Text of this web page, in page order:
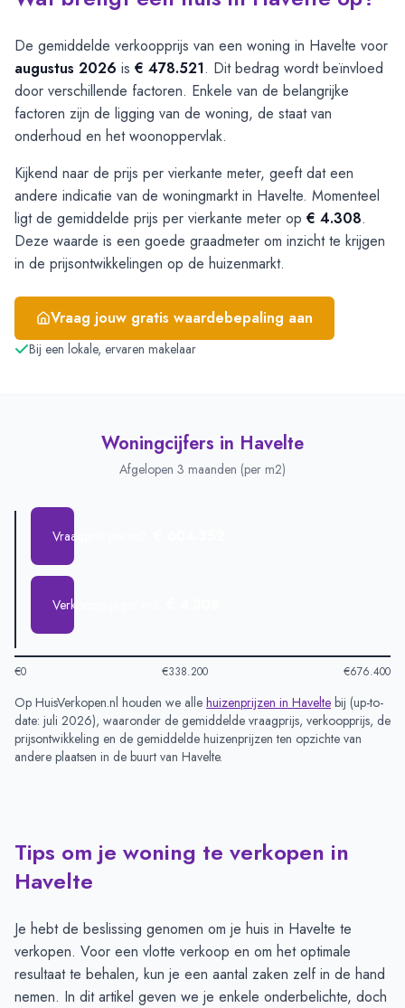
De gemiddelde verkoopprijs van een woning in Havelte voor
augustus 2026 is € 478.521. Dit bedrag wordt beïnvloed
door verschillende factoren. Enkele van de belangrijke
factoren zijn de ligging van de woning, de staat van
onderhoud en het woonoppervlak.
Kijkend naar de prijs per vierkante meter, geeft dat een
andere indicatie van de woningmarkt in Havelte. Momenteel
ligt de gemiddelde prijs per vierkante meter op € 4.308.
Deze waarde is een goede graadmeter om inzicht te krijgen
in de prijsontwikkelingen op de huizenmarkt.
Vraag jouw gratis waardebepaling aan
Bij een lokale, ervaren makelaar
Woningcijfers in Havelte
Afgelopen 3 maanden (per m2)
Vraagprijs per m2
Verkoopprijs per m2
€0 €338.200 €676.400
Op HuisVerkopen.nl houden we alle huizenprijzen in Havelte bij (up-to-
date: juli 2026), waaronder de gemiddelde vraagprijs, verkoopprijs, de
prijsontwikkeling en de gemiddelde huizenprijzen ten opzichte van
andere plaatsen in de buurt van Havelte.
Tips om je woning te verkopen in
Havelte
Je hebt de beslissing genomen om je huis in Havelte te
verkopen. Voor een vlotte verkoop en om het optimale
resultaat te behalen, kun je een aantal zaken zelf in de hand
nemen. In dit artikel geven we je enkele onderbelichte, doch